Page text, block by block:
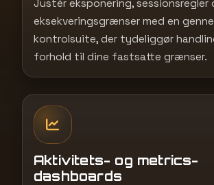
Justér eksponering, sessionsregler
eksekveringsgrænser med en
kontrolsuite, der tydeliggør
forhold til dine fastsatte grænser.
Aktivitets- og metrics-
dashboards